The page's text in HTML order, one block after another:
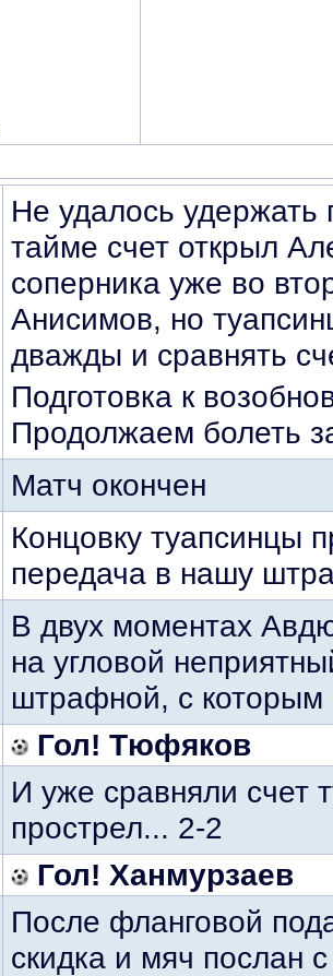
Не удалось удержать
тайме счет открыл
соперника уже во
Анисимов, но
дважды и сравнять
Подготовка к
Продолжаем болеть
Матч окончен
Концовку туапсинцы
передача в нашу
В двух моментах
на угловой
штрафной, с которым
Гол! Тюфяков
И уже сравняли счет
прострел... 2-2
Гол! Ханмурзаев
После фланговой
скидка и мяч послан